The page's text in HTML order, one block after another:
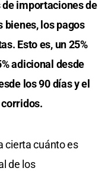
de importaciones de
bienes, los pagos
Esto es, un 25%
adicional desde
los 90 días y el
corridos.
cierta cuánto es
de los